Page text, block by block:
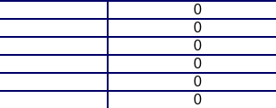
0
0
0
0
0
0